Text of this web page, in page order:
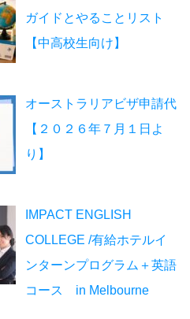
ガイドとやることリスト
【中高校生向け】
オーストラリアビザ申請代
【２０２６年７月１日よ
り】
IMPACT ENGLISH
COLLEGE /有給ホテルイ
ンターンプログラム＋英語
コース in Melbourne